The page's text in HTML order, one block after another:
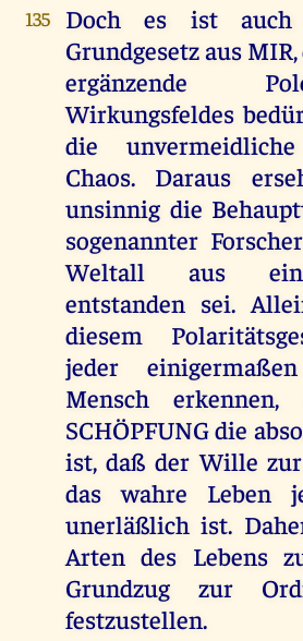
135
Doch es ist auch
Grundgesetz aus
ergänzende
Wirkungsfeldes
die
Chaos. Daraus
unsinnig die
sogenannter
Weltall aus
entstanden sei.
diesem
jeder
Mensch
SCHÖPFUNG die
ist, daß der Wille
das wahre Leben
unerläßlich ist.
Arten des Lebens
Grundzug zur
festzustellen.